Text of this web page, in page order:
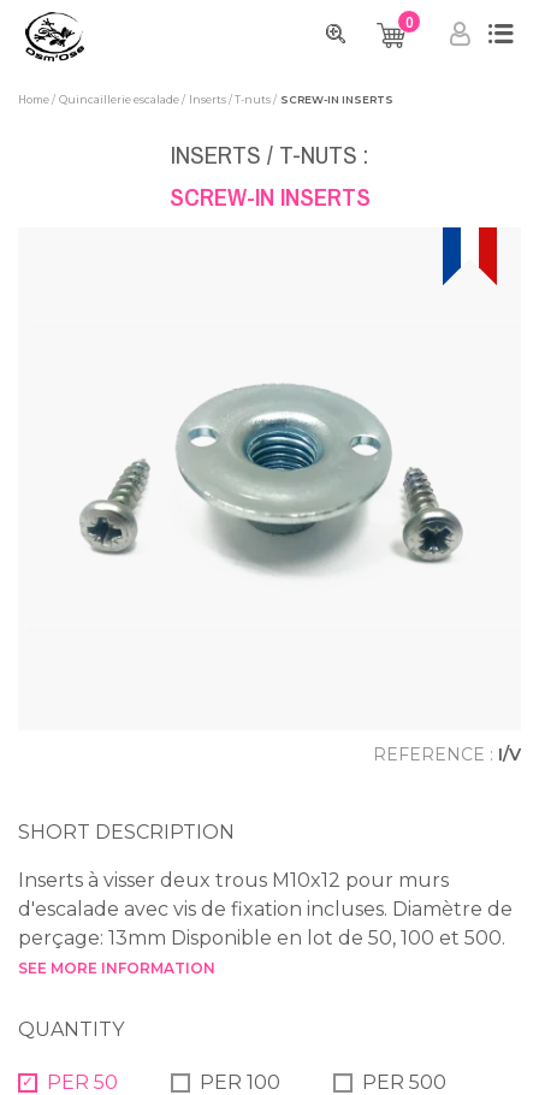
0
Home Quincaillerie escalade Inserts / T-nuts SCREW-IN INSERTS
INSERTS / T-NUTS :
SCREW-IN INSERTS
REFERENCE : I/V
SHORT DESCRIPTION
Inserts à visser deux trous M10x12 pour murs
d'escalade avec vis de fixation incluses. Diamètre de
perçage: 13mm Disponible en lot de 50, 100 et 500.
SEE MORE INFORMATION
QUANTITY
PER 50 PER 100 PER 500